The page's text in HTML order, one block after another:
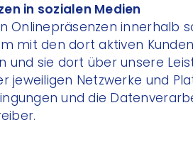
in sozialen Medien
Onlinepräsenzen innerhalb
mit den dort aktiven
und sie dort über unsere
jeweiligen Netzwerke und
und die